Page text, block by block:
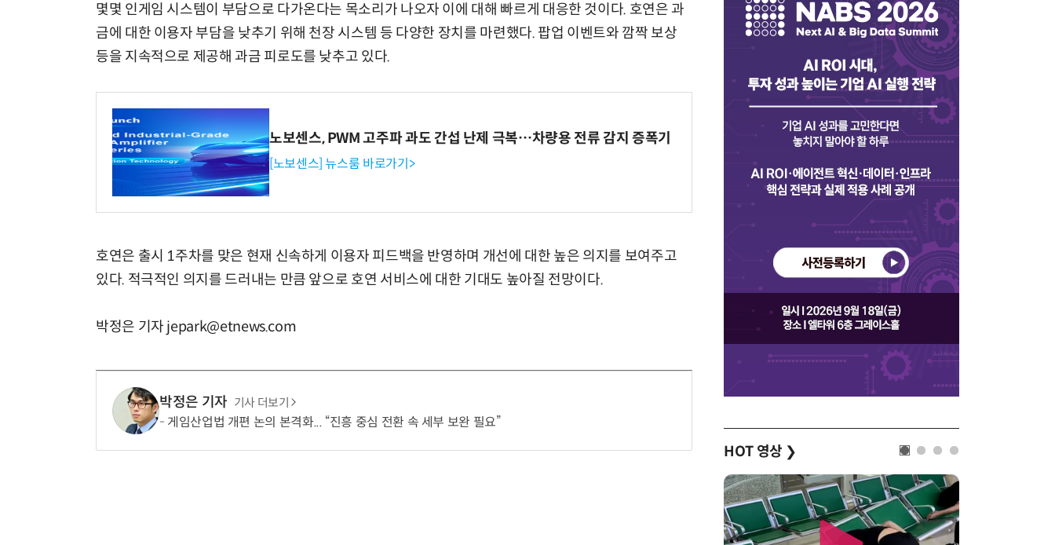
몇몇 인게임 시스템이 부담으로 다가온다는 목소리가 나오자 이에 대해 빠르게 대응한 것이다. 호연은 과
금에 대한 이용자 부담을 낮추기 위해 천장 시스템 등 다양한 장치를 마련했다. 팝업 이벤트와 깜짝 보상
등을 지속적으로 제공해 과금 피로도를 낮추고 있다.
노보센스, PWM 고주파 과도 간섭 난제 극복…차량용 전류 감지 증폭기
[노보센스] 뉴스룸 바로가기>
호연은 출시 1주차를 맞은 현재 신속하게 이용자 피드백을 반영하며 개선에 대한 높은 의지를 보여주고
있다. 적극적인 의지를 드러내는 만큼 앞으로 호연 서비스에 대한 기대도 높아질 전망이다.
박정은 기자 jepark@etnews.com
박정은 기자 기사 더보기
게임산업법 개편 논의 본격화... “진흥 중심 전환 속 세부 보완 필요”
HOT 영상 ❯